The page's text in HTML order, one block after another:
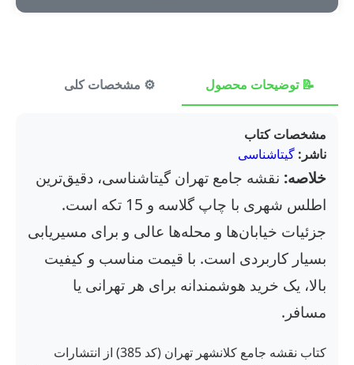
📝 توضیحات محصول ⚙️ مشخصات کلی
مشخصات کتاب
ناشر: گیتاشناسی
خلاصه: نقشه جامع تهران گیتاشناسی، دقیق‌ترین
اطلس شهری با چاپ گلاسه و 15 تکه است.
جزئیات خیابان‌ها و محله‌ها عالی و برای مسیریابی
بسیار کاربردی است. با قیمت مناسب و کیفیت
بالا، یک خرید هوشمندانه برای هر تهرانی یا
مسافر.
کتاب نقشه جامع کلانشهر تهران (کد 385) از انتشارات